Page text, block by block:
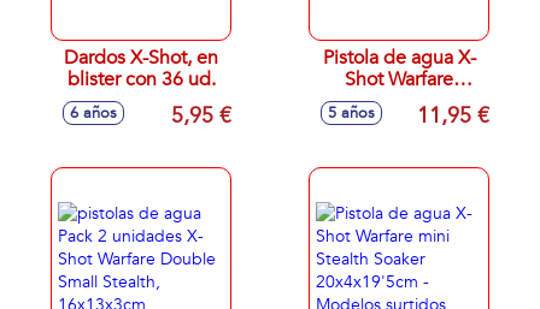
Dardos X-Shot, en
blister con 36 ud.
6 años 5,95 €
Pistola de agua X-
Shot Warfare
Medium Typhoon
Thunder,
5 años 11,95 €